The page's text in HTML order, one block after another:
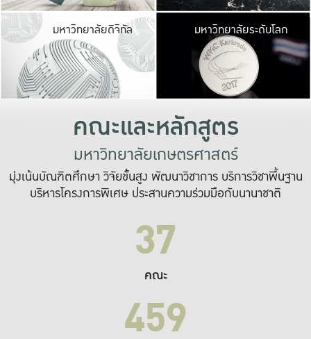
มหาวิทยาลัยดิจิทัล มหาวิ
เปลี่ยนแปลง แล
เพื่อทำง
ระบบสารสนเทศ
มหาวิทยาลัยระดับโลก
คณะและหลักสูตร
มหาวิทยาลัยเกษตรศาสตร์
มุ่งเน้นบัณฑิตศึกษา วิจัยขั้นสูง พัฒนาวิชาการ บริการวิชาพื้นฐาน
บริหารโครงการพิเศษ ประสานความร่วมมือกับนานาชาติ
37
คณะ
459